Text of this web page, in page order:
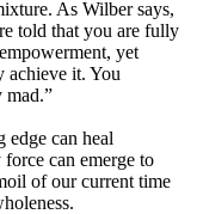
As Wilber says,
told that you are fully
yet
achieve it. You
mad.”
edge can heal
can emerge to
of our current time